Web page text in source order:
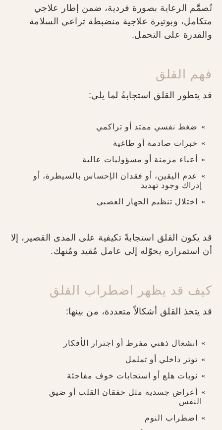
تُصمَّم الرعاية بصورة فردية، ضمن إطار علاجي
متكامل، وبوتيرة علاجية منضبطة تراعي السلامة
والقدرة على التحمل.
فهم القلق
قد يتطور القلق استجابةً لما يلي:
ضغط نفسي ممتد أو تراكمي
خبرات صادمة أو طاغية
أعباء مزمنة أو مسؤوليات عالية
عدم اليقين، أو فقدان الإحساس بالسيطرة، أو
إدراك وجود تهديد
اختلال تنظيم الجهاز العصبي
قد يكون القلق استجابةً تكيفية على المدى القصير، إلا
أن استمراره يحوّله إلى عامل مُقيد ومُنهك.
كيف قد يظهر اضطراب القلق
قد يتخذ القلق أشكالاً متعددة، من بينها:
انشغال ذهني مفرط أو اجترار الأفكار
توتر داخلي أو تململ
نوبات هلع أو استجابات خوف مفاجئة
أعراض جسدية مثل خفقان القلب أو ضيق
النفس
اضطراب النوم